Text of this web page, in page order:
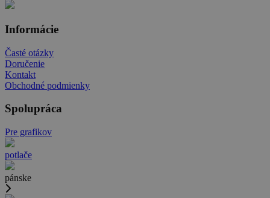
Informácie
Časté otázky
Doručenie
Kontakt
Obchodné podmienky
Spolupráca
Pre grafikov
potlače
pánske